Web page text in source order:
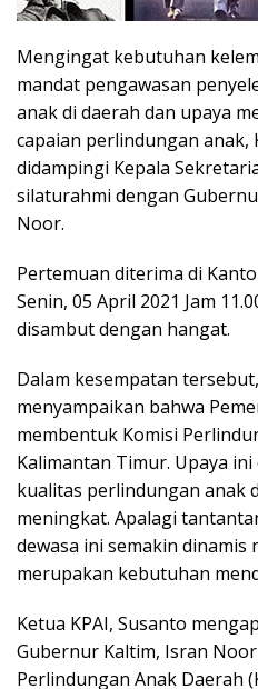
Mengingat kebutuhan
mandat pengawasan
anak di daerah dan upaya
capaian perlindungan anak,
didampingi Kepala
silaturahmi dengan
Noor.
Pertemuan diterima di
Senin, 05 April 2021 Jam
disambut dengan hangat.
Dalam kesempatan
menyampaikan bahwa
membentuk Komisi
Kalimantan Timur. Upaya
kualitas perlindungan anak
meningkat. Apalagi
dewasa ini semakin dinamis
merupakan kebutuhan
Ketua KPAI, Susanto
Gubernur Kaltim, Isran
Perlindungan Anak Daerah